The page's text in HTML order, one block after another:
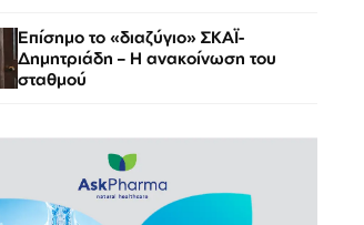
Επίσημο το «διαζύγιο» ΣΚΑΪ-
Δημητριάδη – Η ανακοίνωση του
σταθμού